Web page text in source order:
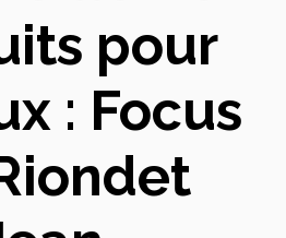
pour
: Focus